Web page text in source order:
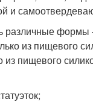
и
различные формы
из пищевого
из пищевого